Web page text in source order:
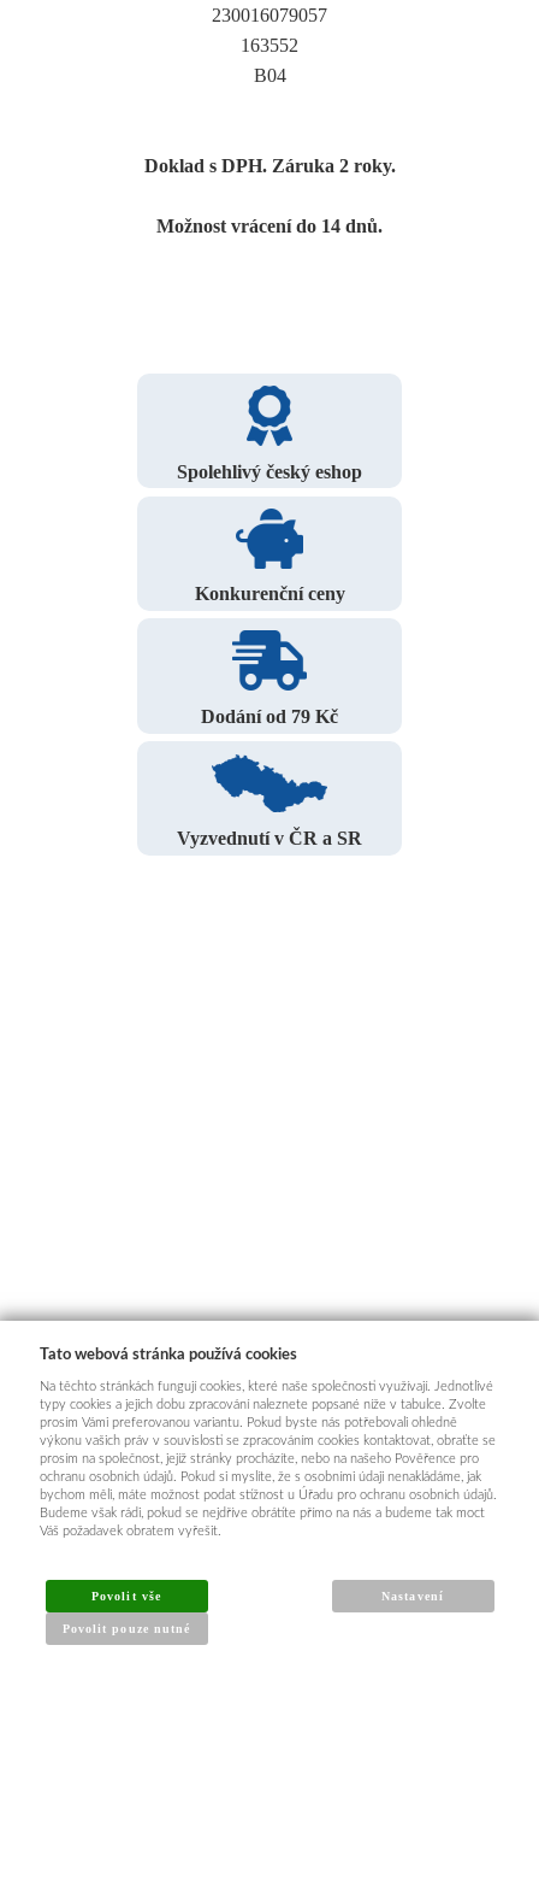
230016079057
163552
B04
Doklad s DPH. Záruka 2 roky.
Možnost vrácení do 14 dnů.
Spolehlivý český eshop
Konkurenční ceny
Dodání od 79 Kč
Vyzvednutí v ČR a SR
Tato webová stránka používá cookies
Na těchto stránkách fungují cookies, které naše společnosti využívají. Jednotlivé
typy cookies a jejich dobu zpracování naleznete popsané níže v tabulce. Zvolte
prosím Vámi preferovanou variantu. Pokud byste nás potřebovali ohledně
výkonu vašich práv v souvislosti se zpracováním cookies kontaktovat, obraťte se
prosím na společnost, jejíž stránky procházíte, nebo na našeho Pověřence pro
ochranu osobních údajů. Pokud si myslíte, že s osobními údaji nenakládáme, jak
bychom měli, máte možnost podat stížnost u Úřadu pro ochranu osobních údajů.
Budeme však rádi, pokud se nejdříve obrátíte přímo na nás a budeme tak moct
Váš požadavek obratem vyřešit.
Povolit vše
Povolit pouze nutné
Nastavení